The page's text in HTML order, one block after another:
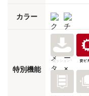
カラー
特別機能